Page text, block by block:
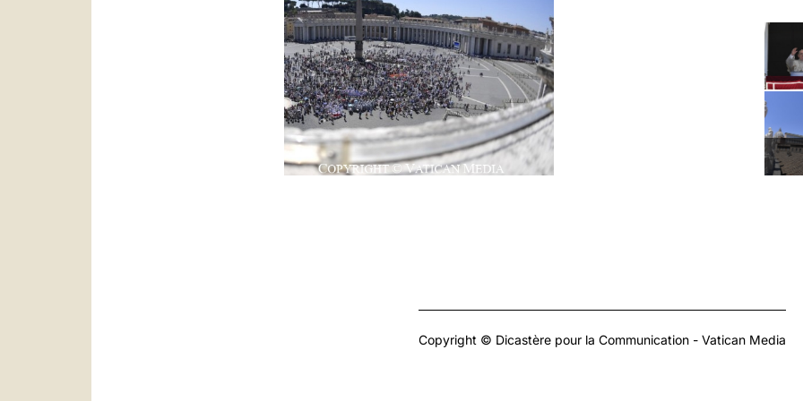
Copyright © Dicastère pour la Communication - Vatican Media